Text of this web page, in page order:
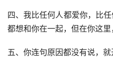
四、我比任何人都爱你，比
都想和你在一起，但在你这
五、你连句原因都没有说，就